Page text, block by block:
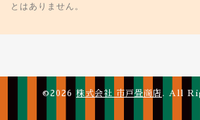
とはありません。
©2026 株式会社 市戸畳商店. All